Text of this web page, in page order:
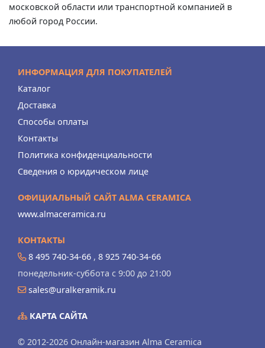
московской области или транспортной компанией в
любой город России.
ИНФОРМАЦИЯ ДЛЯ ПОКУПАТЕЛЕЙ
Каталог
Доставка
Способы оплаты
Контакты
Политика конфиденциальности
Сведения о юридическом лице
ОФИЦИАЛЬНЫЙ САЙТ ALMA CERAMICA
www.almaceramica.ru
КОНТАКТЫ
8 495 740-34-66 , 8 925 740-34-66
понедельник-суббота с 9:00 до 21:00
sales@uralkeramik.ru
КАРТА САЙТА
© 2012-2026 Онлайн-магазин Alma Ceramica